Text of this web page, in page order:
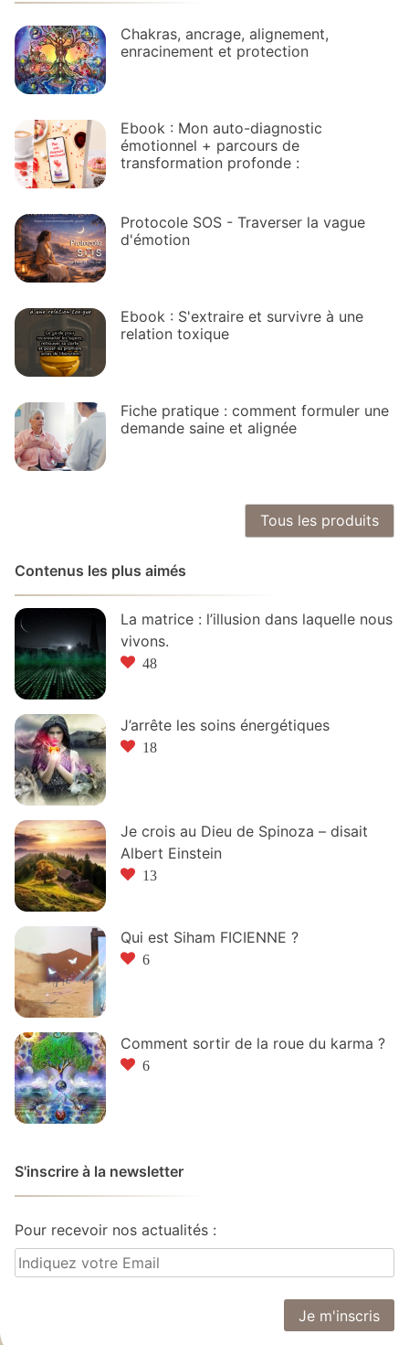
Chakras, ancrage, alignement,
enracinement et protection
Ebook : Mon auto-diagnostic
émotionnel + parcours de
transformation profonde :
Protocole SOS - Traverser la vague
d'émotion
Ebook : S'extraire et survivre à une
relation toxique
Fiche pratique : comment formuler une
demande saine et alignée
Tous les produits
Contenus les plus aimés
La matrice : l’illusion dans laquelle nous
vivons.
48
J’arrête les soins énergétiques
18
Je crois au Dieu de Spinoza – disait
Albert Einstein
13
Qui est Siham FICIENNE ?
6
Comment sortir de la roue du karma ?
6
S'inscrire à la newsletter
Pour recevoir nos actualités :